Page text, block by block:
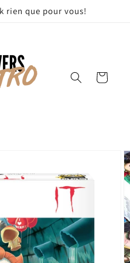
rien que pour vous!
Panier